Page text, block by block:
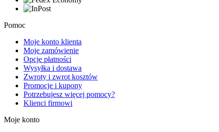
Pomoc
Moje konto klienta
Moje zamówienie
Opcje płatności
Wysyłka i dostawa
Zwroty i zwrot kosztów
Promocje i kupony
Potrzebujesz więcej pomocy?
Klienci firmowi
Moje konto